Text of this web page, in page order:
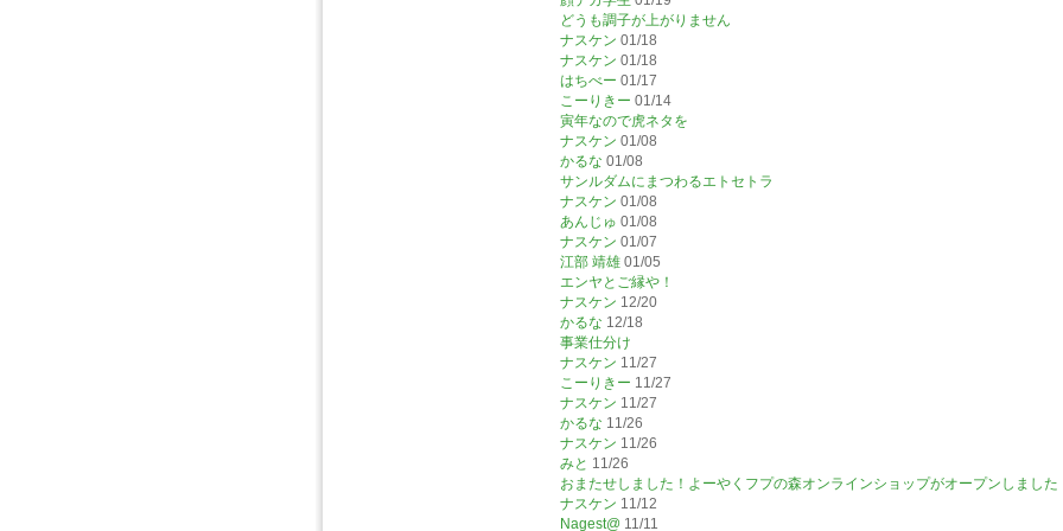
どうも調子が上がりません
ナスケン 01/18
ナスケン 01/18
はちべー 01/17
こーりきー 01/14
寅年なので虎ネタを
ナスケン 01/08
かるな 01/08
サンルダムにまつわるエトセトラ
ナスケン 01/08
あんじゅ 01/08
ナスケン 01/07
江部 靖雄 01/05
エンヤとご縁や！
ナスケン 12/20
かるな 12/18
事業仕分け
ナスケン 11/27
こーりきー 11/27
ナスケン 11/27
かるな 11/26
ナスケン 11/26
みと 11/26
おまたせしました！よーやくフプの森オンラインショップがオープンしました
ナスケン 11/12
Nagest@ 11/11